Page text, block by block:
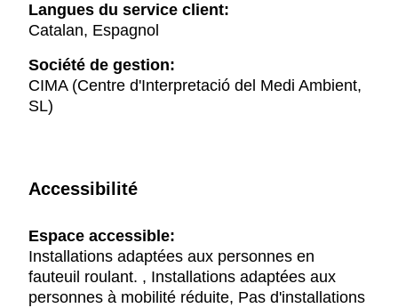
Langues du service client:
Catalan, Espagnol
Société de gestion:
CIMA (Centre d'Interpretació del Medi Ambient,
SL)
Accessibilité
Espace accessible:
Installations adaptées aux personnes en
fauteuil roulant. , Installations adaptées aux
personnes à mobilité réduite, Pas d'installations